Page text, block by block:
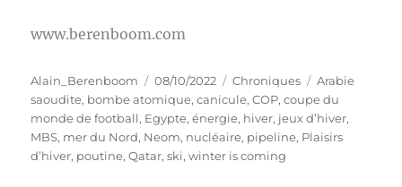
www.berenboom.com
Auteur
Alain_Berenboom
Publié
le
08/10/2022 Catégories
Chroniques Étiquettes
Arabie
saoudite, bombe atomique,canicule,COP,coupe du
monde de football, Egypte,énergie, hiver, jeux d’hiver,
MBS, mer du Nord, Neom, nucléaire, pipeline, Plaisirs
d’hiver, poutine,Qatar,ski,winter is coming